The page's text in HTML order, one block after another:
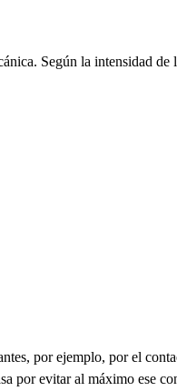
Según la intensidad de
por ejemplo, por el
por evitar al máximo ese